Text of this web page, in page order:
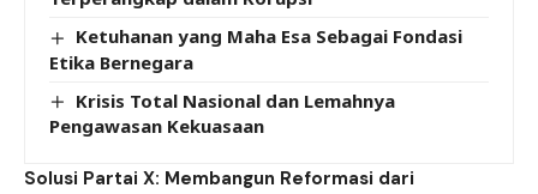
Ketuhanan yang Maha Esa Sebagai Fondasi
Etika Bernegara
Krisis Total Nasional dan Lemahnya
Pengawasan Kekuasaan
Solusi Partai X: Membangun Reformasi dari